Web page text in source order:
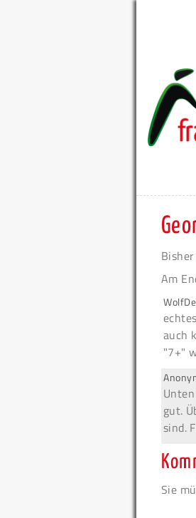
Am
auch
"7+"
gut.
sind.
Sie